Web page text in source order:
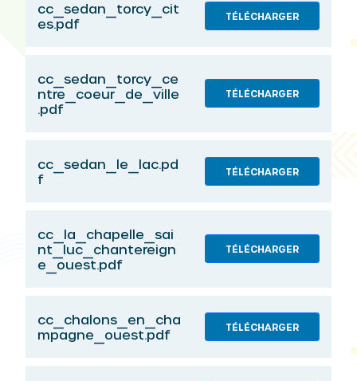
cc_sedan_torcy_cit
es.pdf
TÉLÉCHARGER
cc_sedan_torcy_ce
ntre_coeur_de_ville
.pdf
TÉLÉCHARGER
cc_sedan_le_lac.pd
f
TÉLÉCHARGER
cc_la_chapelle_sai
nt_luc_chantereign
e_ouest.pdf
TÉLÉCHARGER
cc_chalons_en_cha
mpagne_ouest.pdf
TÉLÉCHARGER